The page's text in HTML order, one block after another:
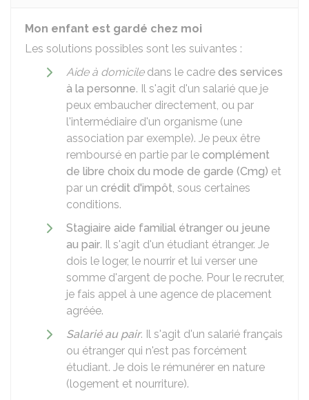
Mon enfant est gardé chez moi
Les solutions possibles sont les suivantes :
Aide à domiciledans le cadre des services
à la personne. Il s'agit d'un salarié que je
peux embaucher directement, ou par
l'intermédiaire d'un organisme (une
association par exemple). Je peux être
remboursé en partie par le complément
de libre choix du mode de garde (Cmg) et
par un crédit d'impôt, sous certaines
conditions.
Stagiaire aide familial étranger ou jeune
au pair. Il s'agit d'un étudiant étranger. Je
dois le loger, le nourrir et lui verser une
somme d'argent de poche. Pour le recruter,
je fais appel à une agence de placement
agréée.
Salarié au pair. Il s'agit d'un salarié français
ou étranger qui n'est pas forcément
étudiant. Je dois le rémunérer en nature
(logement et nourriture).